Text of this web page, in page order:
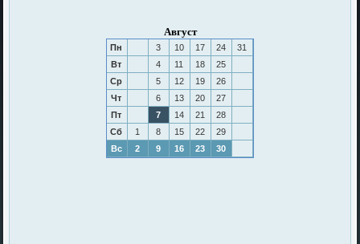
Август
Пн 3 10 17 24
31
Вт
4 11 18
25
Ср
5 12 19
26
Чт
6 13 20
27
Пт
7 14 21
28
Сб
1 8 15 22
29
Вс
2 9 16 23 30